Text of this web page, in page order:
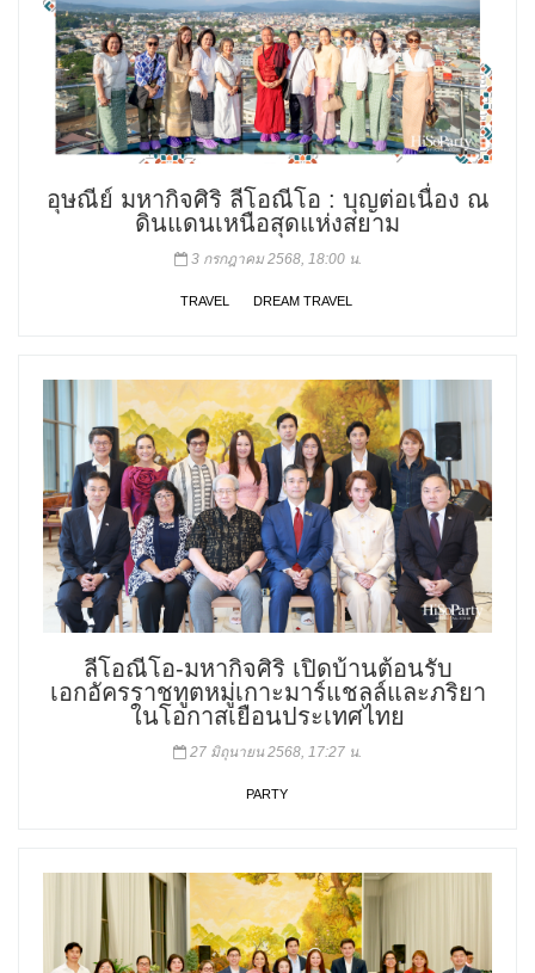
อุษณีย์ มหากิจศิริ ลีโอณีโอ : บุญต่อเนื่อง ณ
ดินแดนเหนือสุดแห่งสยาม
3 กรกฎาคม 2568, 18:00 น.
TRAVEL DREAM TRAVEL
ลีโอณีโอ-มหากิจศิริ เปิดบ้านต้อนรับ
เอกอัครราชทูตหมู่เกาะมาร์แชลล์และภริยา
ในโอกาสเยือนประเทศไทย
27 มิถุนายน 2568, 17:27 น.
PARTY